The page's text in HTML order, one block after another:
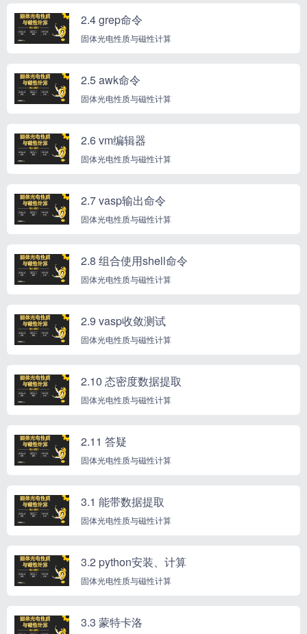
2.4 grep命令
固体光电性质与磁性计算
2.5 awk命令
固体光电性质与磁性计算
2.6 vm编辑器
固体光电性质与磁性计算
2.7 vasp输出命令
固体光电性质与磁性计算
2.8 组合使用shell命令
固体光电性质与磁性计算
2.9 vasp收敛测试
固体光电性质与磁性计算
2.10 态密度数据提取
固体光电性质与磁性计算
2.11 答疑
固体光电性质与磁性计算
3.1 能带数据提取
固体光电性质与磁性计算
3.2 python安装、计算
固体光电性质与磁性计算
3.3 蒙特卡洛